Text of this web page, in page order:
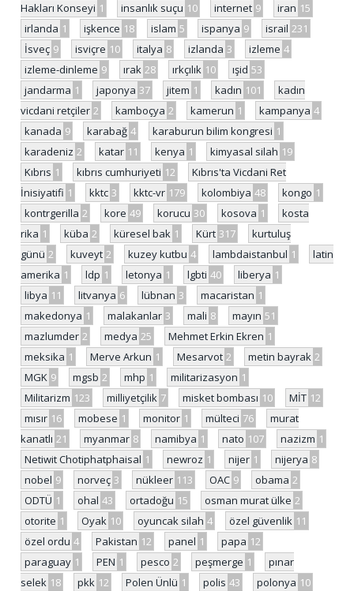
Hakları Konseyi 1 insanlık suçu 10 internet 9 iran 15
irlanda 1 işkence 18 islam 5 ispanya 9 israil 231
İsveç 9 isviçre 10 italya 8 izlanda 3 izleme 4
izleme-dinleme 9 ırak 28 ırkçılık 10 ışid 53
jandarma 1 japonya 37 jitem 1 kadın 101
kadın
vicdani retçiler 2 kamboçya 2 kamerun 1 kampanya 4
kanada 9 karabağ 4 karaburun bilim kongresi 1
karadeniz 2 katar 11 kenya 1 kimyasal silah 19
Kıbrıs 1 kıbrıs cumhuriyeti 12
Kıbrıs'ta Vicdani Ret
İnisiyatifi 1 kktc 3 kktc-vr 179 kolombiya 48 kongo 1
kontrgerilla 2 kore 49 korucu 30 kosova 1
kosta
rika 1 küba 2 küresel bak 1 Kürt 317
kurtuluş
günü 2 kuveyt 2 kuzey kutbu 4 lambdaistanbul 1
latin
amerika 1 ldp 1 letonya 1 lgbti 40 liberya 1
libya 11 litvanya 6 lübnan 3 macaristan 1
makedonya 1 malakanlar 3 mali 8 mayın 51
mazlumder 2 medya 25 Mehmet Erkin Ekren 1
meksika 1 Merve Arkun 1 Mesarvot 2 metin bayrak 2
MGK 9 mgsb 2 mhp 1 militarizasyon 1
Militarizm 123 milliyetçilik 7 misket bombası 10 MİT 12
mısır 16 mobese 1 monitor 1 mülteci 76
murat
kanatlı 21 myanmar 8 namibya 1 nato 107 nazizm 1
Netiwit Chotiphatphaisal 1 newroz 1 nijer 1 nijerya 8
nobel 9 norveç 3 nükleer 113 OAC 9 obama 2
ODTÜ 1 ohal 43 ortadoğu 15 osman murat ülke 2
otorite 1 Oyak 10 oyuncak silah 4 özel güvenlik 11
özel ordu 4 Pakistan 12 panel 1 papa 12
paraguay 1 PEN 1 pesco 2 peşmerge 1
pınar
selek 18 pkk 12 Polen Ünlü 1 polis 43 polonya 10